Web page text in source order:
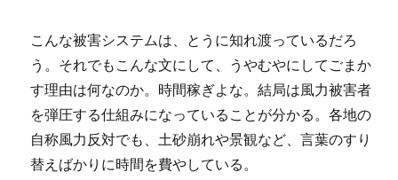
こんな被害システムは、とうに知れ渡っているだろ
う。それでもこんな文にして、うやむやにしてごまか
す理由は何なのか。時間稼ぎよな。結局は風力被害者
を弾圧する仕組みになっていることが分かる。各地の
自称風力反対でも、土砂崩れや景観など、言葉のすり
替えばかりに時間を費やしている。